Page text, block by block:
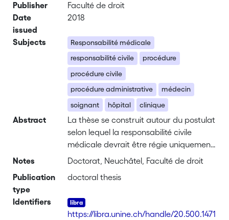
Publisher
Faculté de droit
Date
issued
2018
Subjects
Responsabilité médicale
responsabilité civile
procédure
procédure civile
procédure administrative
médecin
soignant
hôpital clinique
Abstract
La thèse se construit autour du postulat
selon lequel la responsabilité civile
médicale devrait être régie uniquement
par le droit privé fédéral, y compris
agi en qualité d’agent de l’Etat dans un
hôpital public ».
L’étude examine d’abord l’évolution
Notes
Doctorat, Neuchâtel, Faculté de droit
Publication
type
doctoral thesis
Identifiers
https://libra.unine.ch/handle/20.500.1471